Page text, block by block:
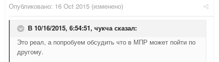
Опубликовано: 16 Oct 2015 (изменено)
В 10/16/2015, 6:54:51, чукча сказал:
Это реал, а попробуем обсудить что в МПР может пойти по
другому.